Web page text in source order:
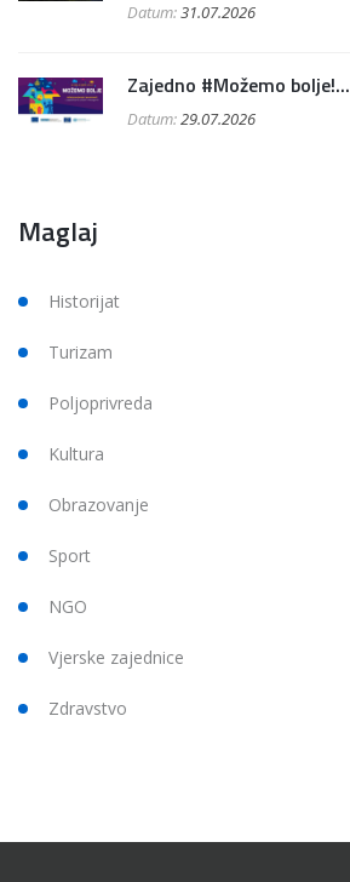
Datum:31.07.2026
Zajedno #Možemo bolje!...
Datum:29.07.2026
Maglaj
Historijat
Turizam
Poljoprivreda
Kultura
Obrazovanje
Sport
NGO
Vjerske zajednice
Zdravstvo